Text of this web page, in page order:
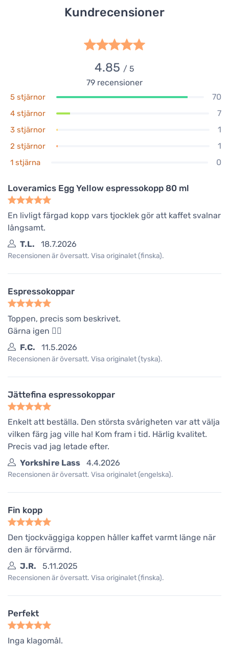
Kundrecensioner
4.85 / 5
79 recensioner
5 stjärnor 70
4 stjärnor 7
3 stjärnor 1
2 stjärnor 1
1 stjärna 0
Loveramics Egg Yellow espressokopp 80 ml
En livligt färgad kopp vars tjocklek gör att kaffet svalnar
långsamt.
T.L.
18.7.2026
Recensionen är översatt. Visa originalet (finska).
Espressokoppar
Toppen, precis som beskrivet.
Gärna igen 👍🏾
F.C.
11.5.2026
Recensionen är översatt. Visa originalet (tyska).
Jättefina espressokoppar
Enkelt att beställa. Den största svårigheten var att välja
vilken färg jag ville ha! Kom fram i tid. Härlig kvalitet.
Precis vad jag letade efter.
Yorkshire Lass
4.4.2026
Recensionen är översatt. Visa originalet (engelska).
Fin kopp
Den tjockväggiga koppen håller kaffet varmt länge när
den är förvärmd.
J.R.
5.11.2025
Recensionen är översatt. Visa originalet (finska).
Perfekt
Inga klagomål.